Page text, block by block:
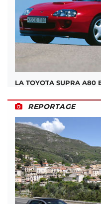
LA TOYOTA SUPRA A80
REPORTAGE